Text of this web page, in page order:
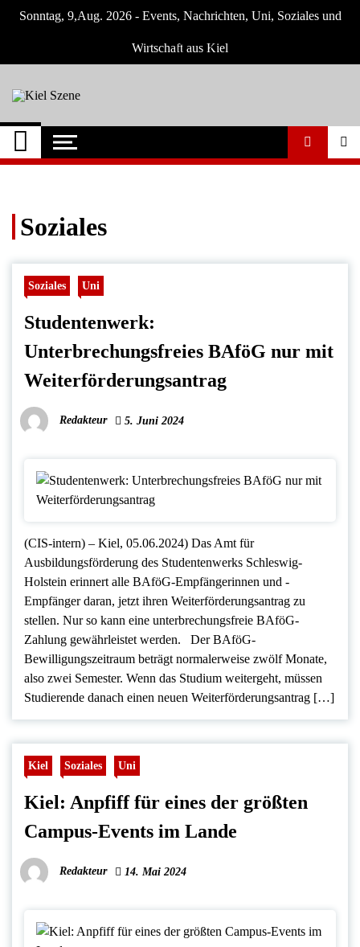
Skip
Sonntag, 9,Aug. 2026 - Events, Nachrichten, Uni, Soziales und
Wirtschaft aus Kiel
Kiel Szene
Neuigkeiten und Nachrichten aus Kiel und
Umgebung
Soziales
Soziales Uni
Studentenwerk:
Unterbrechungsfreies BAföG nur mit
Weiterförderungsantrag
Redakteur 5. Juni 2024
(CIS-intern) – Kiel, 05.06.2024) Das Amt für
Ausbildungsförderung des Studentenwerks Schleswig-
Holstein erinnert alle BAföG-Empfängerinnen und -
Empfänger daran, jetzt ihren Weiterförderungsantrag zu
stellen. Nur so kann eine unterbrechungsfreie BAföG-
Zahlung gewährleistet werden. Der BAföG-
Bewilligungszeitraum beträgt normalerweise zwölf Monate,
also zwei Semester. Wenn das Studium weitergeht, müssen
Studierende danach einen neuen Weiterförderungsantrag […]
Kiel Soziales Uni
Kiel: Anpfiff für eines der größten
Campus-Events im Lande
Redakteur 14. Mai 2024